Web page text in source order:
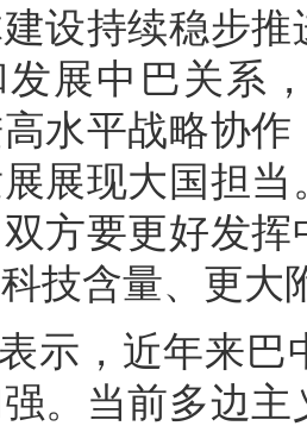
设持续稳步
发展中巴关系
水平战略协
展现大国担
方要更好发
技含量、更大
示，近年来巴
。当前多边